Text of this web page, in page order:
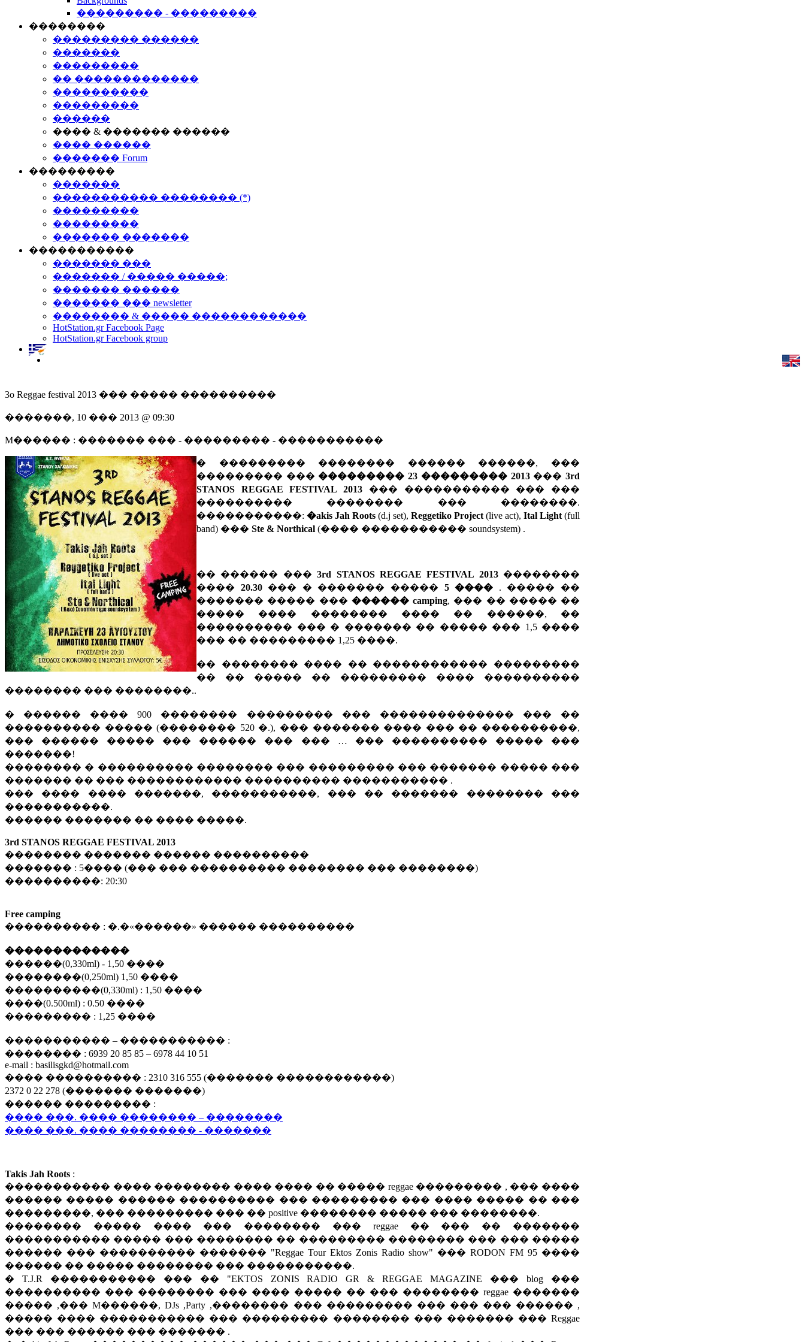
��������� - ���������
��������
��������� ������
�������
���������
�� �������������
����������
���������
������
���� & ������� ������
���� ������
������� Forum
���������
�������
����������� �������� (*)
���������
���������
������� �������
�����������
������� ���
������� / ����� �����;
������� ������
������� ��� newsletter
�������� & ����� ������������
HotStation.gr Facebook Page
HotStation.gr Facebook group
3o Reggae festival 2013 ��� ����� ����������
�������, 10 ��� 2013 @ 09:30
M������ : ������� ��� - ��������� - �����������
� ��������� �������� ������ ������, ���
��������� ������������ 23 ��������� 2013���3rd
STANOS REGGAE FESTIVAL 2013 ��� ����������� ��� ���
���������� �������� ��� ��������.
�����������: �akis Jah Roots (d.j set), Reggetiko Project (live act), Ital Light (full
band) ��� Ste & Northical (���� ����������� soundsystem) .
�� ������ ���3rd STANOS REGGAE FESTIVAL 2013��������
���� 20.30��� � ������� ����� 5 ���� . ����� ��
������� ����� ��� ������ camping, ��� �� ����� ��
����� ���� �������� ���� �� ������, ��
���������� ��� � ������� �� ����� ��� 1,5 ����
��� �� ��������� 1,25 ����.
�� �������� ���� �� ������������ ���������
�� �� ����� �� ��������� ���� ����������
�������� ��� ��������..
� ������ ���� 900 �������� ��������� ��� �������������� ��� ��
���������� ����� (�������� 520 �.), ��� ������� ���� ��� �� ����������,
��� ������ ����� ��� ������ ��� ��� … ��� ���������� ����� ���
�������!
�������� � ���������� �������� ��� ��������� ��� ������� ����� ���
������� �� ��� ������������ ���������� ����������� .
��� ���� ���� �������, �����������, ��� �� ������� �������� ���
�����������.
������ ������� �� ���� �����.
3rd STANOS REGGAE FESTIVAL 2013
�������� ������� ������ ����������
������� : 5���� (��� ��� ���������� �������� ��� ��������)
����������: 20:30
Free camping
���������� : �.�«������» ������ ����������
�������������
������(0,330ml) - 1,50 ����
��������(0,250ml) 1,50 ����
����������(0,330ml) : 1,50 ����
����(0.500ml) : 0.50 ����
��������� : 1,25 ����
����������� – ����������� :
�������� : 6939 20 85 85 – 6978 44 10 51
e-mail : basilisgkd@hotmail.com
���� ���������� : 2310 316 555 (������� ������������)
2372 0 22 278 (������� �������)
������ ��������� :
���� ���. ���� �������� – ��������
���� ���. ���� �������� - �������
Takis Jah Roots :
����������� ���� �������� ���� ���� �� ����� reggae ��������� , ��� ����
������ ����� ������ ���������� ��� ��������� ��� ���� ����� �� ���
���������, ��� ��������� ��� �� positive �������� ����� ��� ��������.
�������� ����� ���� ��� �������� ��� reggae �� ��� �� �������
����������� ����� ��� �������� �� ��������� �������� ��� ��� �����
������ ��� ���������� ������� "Reggae Tour Ektos Zonis Radio show" ��� RODON FM 95 ����
������ �� ����� �������� ��� �����������.
� T.J.R ����������� ��� �� "EKTOS ZONIS RADIO GR & REGGAE MAGAZINE ��� blog ���
���������� ��� �������� ��� ���� ����� �� ��� �������� reggae �������
����� ,��� M������, DJs ,Party ,�������� ��� ��������� ��� ��� ��� ������ ,
����� ���� ����������� ��� ��������� �������� ��� ������� ��� Reggae
��� ��� ������ ��� ������� .